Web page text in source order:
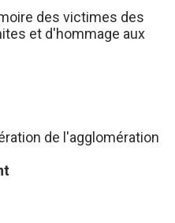
des victimes des
et d'hommage aux
de l'agglomération